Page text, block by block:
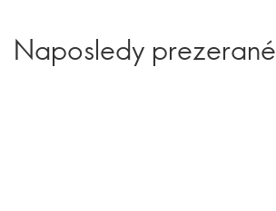
Naposledy prezerané